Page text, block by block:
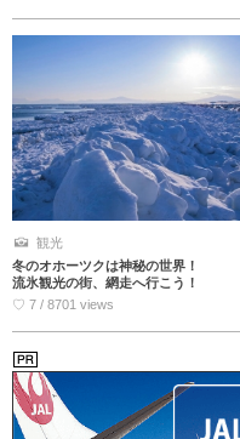
観光
冬のオホーツクは神秘の世界！
流氷観光の街、網走へ行こう！
♡ 7 / 8701 views